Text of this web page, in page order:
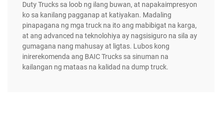
Duty Trucks sa loob ng ilang buwan, at napakaimpresyon
ko sa kanilang pagganap at katiyakan. Madaling
pinapagana ng mga truck na ito ang mabibigat na karga,
at ang advanced na teknolohiya ay nagsisiguro na sila ay
gumagana nang mahusay at ligtas. Lubos kong
inirerekomenda ang BAIC Trucks sa sinuman na
kailangan ng mataas na kalidad na dump truck.